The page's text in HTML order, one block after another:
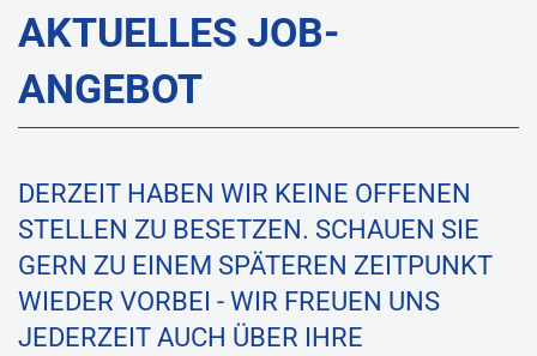
AKTUELLES JOB-
ANGEBOT
DERZEIT HABEN WIR KEINE OFFENEN
STELLEN ZU BESETZEN. SCHAUEN SIE
GERN ZU EINEM SPÄTEREN ZEITPUNKT
WIEDER VORBEI - WIR FREUEN UNS
JEDERZEIT AUCH ÜBER IHRE